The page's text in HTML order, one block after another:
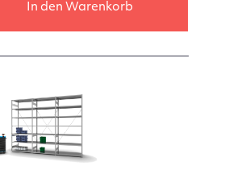
In den Warenkorb